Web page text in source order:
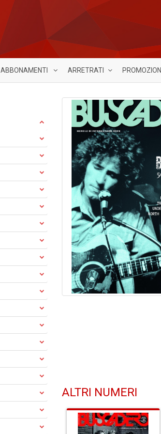
ABBONAMENTI ARRETRATI PROMOZIONI
ALTRI NUMERI